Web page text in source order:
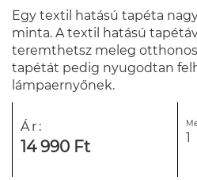
Egy textil hatású tapéta
minta. A textil hatású
teremthetsz meleg
tapétát pedig nyugodtan
lámpaernyőnek.
Ár:
14 990 Ft